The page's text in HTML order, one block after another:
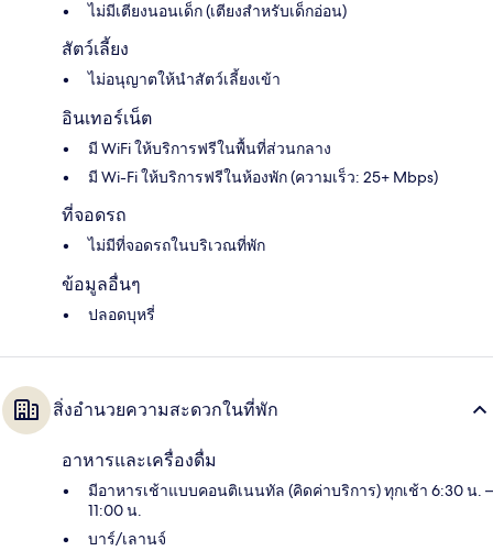
ไม่มีเตียงนอนเด็ก (เตียงสำหรับเด็กอ่อน)
สัตว์เลี้ยง
ไม่อนุญาตให้นำสัตว์เลี้ยงเข้า
อินเทอร์เน็ต
มี WiFi ให้บริการฟรีในพื้นที่ส่วนกลาง
มี Wi-Fi ให้บริการฟรีในห้องพัก (ความเร็ว: 25+ Mbps)
ที่จอดรถ
ไม่มีที่จอดรถในบริเวณที่พัก
ข้อมูลอื่นๆ
ปลอดบุหรี่
สิ่งอำนวยความสะดวกในที่พัก
อาหารและเครื่องดื่ม
มีอาหารเช้าแบบคอนติเนนทัล (คิดค่าบริการ) ทุกเช้า 6:30 น. –
11:00 น.
บาร์/เลานจ์